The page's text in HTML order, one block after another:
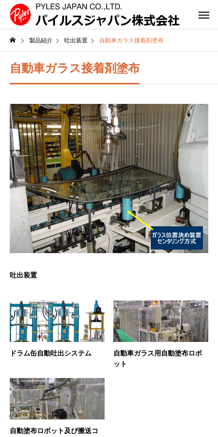
製品紹介 吐出装置 自動車ガラス接着剤塗布
自動車ガラス接着剤塗布
吐出装置
ドラム缶自動吐出システム
自動車ガラス用自動塗布ロボ
ット
自動塗布ロボット及び搬送コ